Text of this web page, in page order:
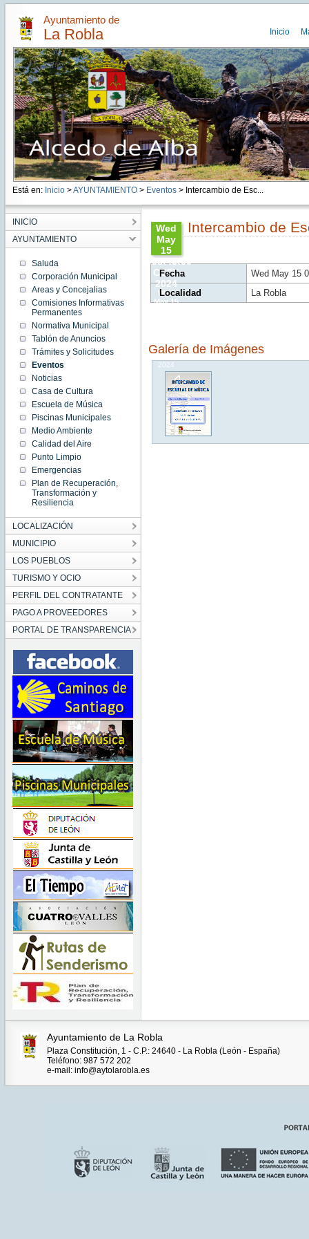
Ayuntamiento de
La Robla Inicio
Está en: Inicio >AYUNTAMIENTO> Eventos> Intercambio de Esc...
INICIO
AYUNTAMIENTO
Saluda
Corporación Municipal
Areas y Concejalias
Comisiones Informativas
Permanentes
Normativa Municipal
Tablón de Anuncios
Trámites y Solicitudes
Eventos
Noticias
Casa de Cultura
Escuela de Música
Piscinas Municipales
Medio Ambiente
Calidad del Aire
Punto Limpio
Emergencias
Plan de Recuperación,
Transformación y
Resiliencia
LOCALIZACIÓN
MUNICIPIO
LOS PUEBLOS
TURISMO Y OCIO
PERFIL DEL CONTRATANTE
PAGO A PROVEEDORES
PORTAL DE TRANSPARENCIA
Wed
May
15
08:43:00
CEST
2024
Wed
May 15
08:43:00
2024
Intercambio de
Fecha
Wed May 15
Localidad
La Robla
Galería de Imágenes
Ayuntamiento de La Robla
Plaza Constitución, 1 - C.P.: 24640 - La Robla (León - España)
Teléfono: 987 572 202
e-mail: info@aytolarobla.es